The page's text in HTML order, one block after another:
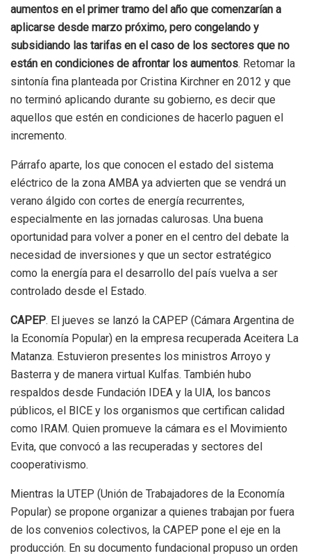
aumentos en el primer tramo del año que comenzarían a
aplicarse desde marzo próximo, pero congelando y
subsidiando las tarifas en el caso de los sectores que no
están en condiciones de afrontar los aumentos. Retomar la
sintonía fina planteada por Cristina Kirchner en 2012 y que
no terminó aplicando durante su gobierno, es decir que
aquellos que estén en condiciones de hacerlo paguen el
incremento.
Párrafo aparte, los que conocen el estado del sistema
eléctrico de la zona AMBA ya advierten que se vendrá un
verano álgido con cortes de energía recurrentes,
especialmente en las jornadas calurosas. Una buena
oportunidad para volver a poner en el centro del debate la
necesidad de inversiones y que un sector estratégico
como la energía para el desarrollo del país vuelva a ser
controlado desde el Estado.
CAPEP. El jueves se lanzó la CAPEP (Cámara Argentina de
la Economía Popular) en la empresa recuperada Aceitera La
Matanza. Estuvieron presentes los ministros Arroyo y
Basterra y de manera virtual Kulfas. También hubo
respaldos desde Fundación IDEA y la UIA, los bancos
públicos, el BICE y los organismos que certifican calidad
como IRAM. Quien promueve la cámara es el Movimiento
Evita, que convocó a las recuperadas y sectores del
cooperativismo.
Mientras la UTEP (Unión de Trabajadores de la Economía
Popular) se propone organizar a quienes trabajan por fuera
de los convenios colectivos, la CAPEP pone el eje en la
producción. En su documento fundacional propuso un orden